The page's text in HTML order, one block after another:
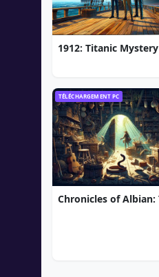
1912: Titanic Mystery
TÉLÉCHARGEMENT PC